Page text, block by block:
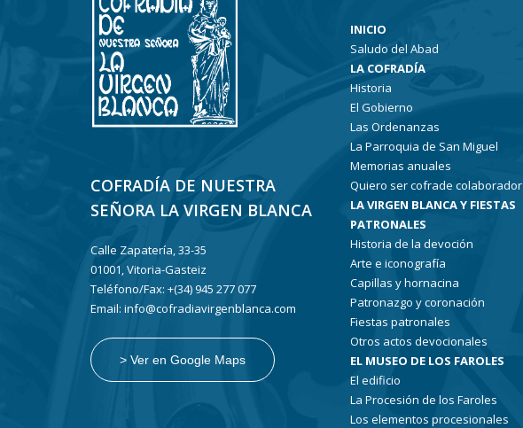
COFRADÍA DE NUESTRA
SEÑORA LA VIRGEN BLANCA
Calle Zapatería, 33-35
01001, Vitoria-Gasteiz
Teléfono/Fax: +(34) 945 277 077
Email: info@cofradiavirgenblanca.com
> Ver en Google Maps
INICIO
Saludo del Abad
LA COFRADÍA
Historia
El Gobierno
Las Ordenanzas
La Parroquia de San Miguel
Memorias anuales
Quiero ser cofrade colaborador
LA VIRGEN BLANCA Y FIESTAS
PATRONALES
Historia de la devoción
Arte e iconografía
Capillas y hornacina
Patronazgo y coronación
Fiestas patronales
Otros actos devocionales
EL MUSEO DE LOS FAROLES
El edificio
La Procesión de los Faroles
Los elementos procesionales